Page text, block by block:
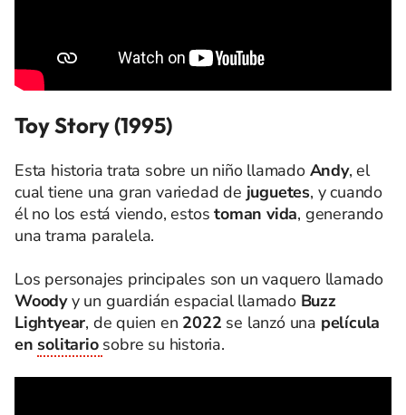
Toy Story (1995)
Esta historia trata sobre un niño llamado Andy, el
cual tiene una gran variedad de juguetes, y cuando
él no los está viendo, estos toman vida, generando
una trama paralela.
Los personajes principales son un vaquero llamado
Woodyy un guardián espacial llamado Buzz
Lightyear, de quien en 2022 se lanzó una película
en solitario sobre su historia.